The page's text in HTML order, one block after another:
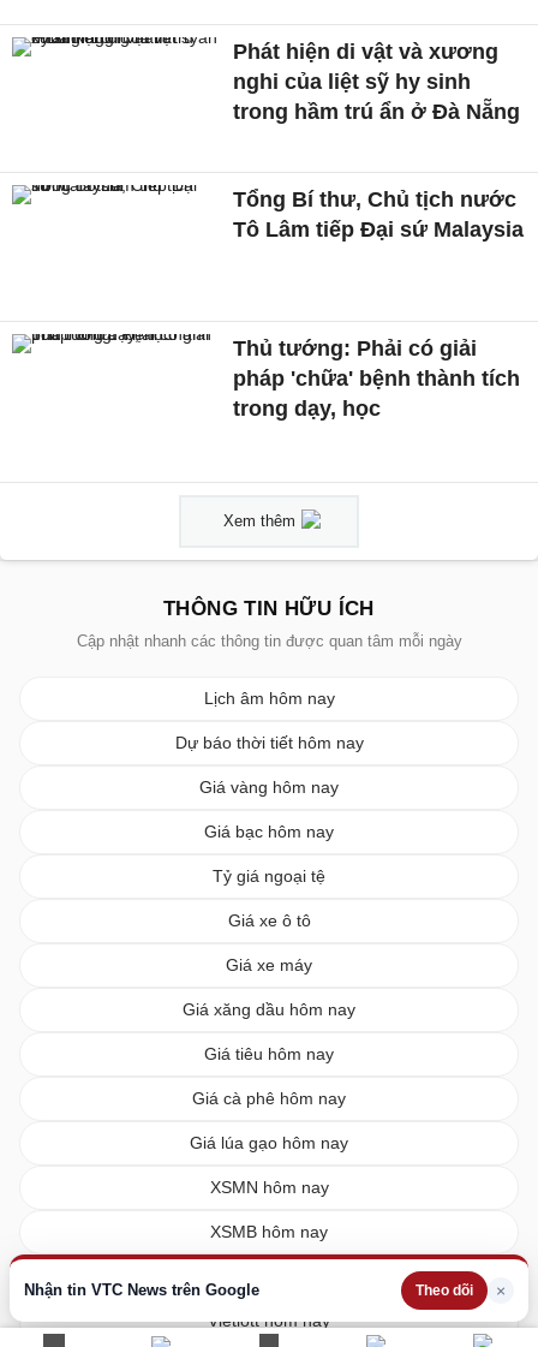
Nhận tin VTC News trên Google Theo dõi ×
Phát hiện di vật và xương
nghi của liệt sỹ hy sinh
trong hầm trú ẩn ở Đà Nẵng
Tổng Bí thư, Chủ tịch nước
Tô Lâm tiếp Đại sứ Malaysia
Thủ tướng: Phải có giải
pháp 'chữa' bệnh thành tích
trong dạy, học
Xem thêm
THÔNG TIN HỮU ÍCH
Cập nhật nhanh các thông tin được quan tâm mỗi ngày
Lịch âm hôm nay
Dự báo thời tiết hôm nay
Giá vàng hôm nay
Giá bạc hôm nay
Tỷ giá ngoại tệ
Giá xe ô tô
Giá xe máy
Giá xăng dầu hôm nay
Giá tiêu hôm nay
Giá cà phê hôm nay
Giá lúa gạo hôm nay
XSMN hôm nay
XSMB hôm nay
Vietlott hôm nay